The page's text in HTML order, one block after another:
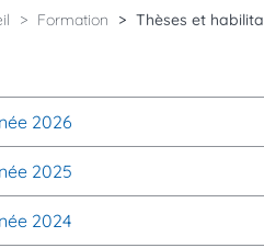
Formation Thèses et
2026
2025
2024